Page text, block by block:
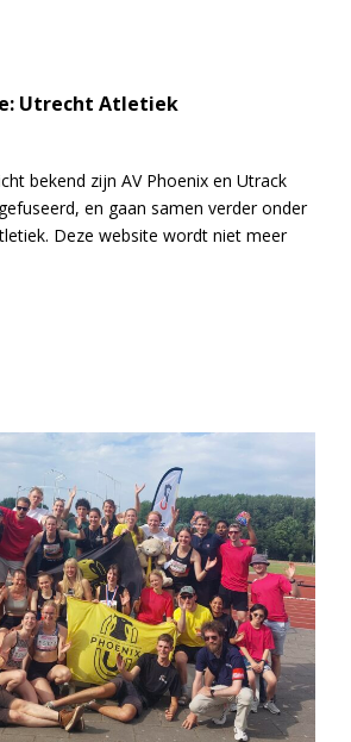
Utrecht Atletiek
bekend zijn AV Phoenix en Utrack
en gaan samen verder onder
Deze website wordt niet meer